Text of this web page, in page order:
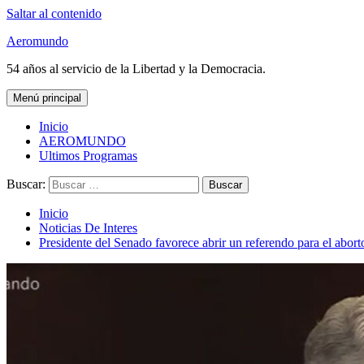
Saltar al contenido
Aeromundo
54 años al servicio de la Libertad y la Democracia.
Menú principal
Inicio
AEROMUNDO
Ultimos Programas
Buscar:
Inicio
Noticias De Interes
Presidente del Senado favorece abrir un referendo para el